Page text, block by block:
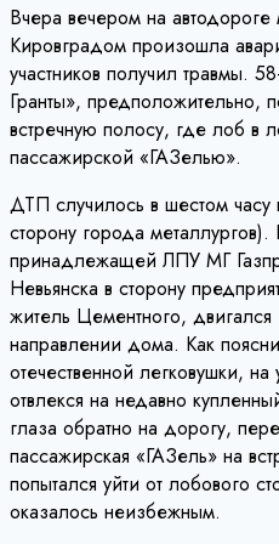
Вчера вечером на
Кировградом произошла
участников получил травмы.
Гранты», предположительно,
встречную полосу, где лоб в
пассажирской «ГАЗелью».
ДТП случилось в шестом
сторону города
принадлежащей ЛПУ МГ
Невьянска в сторону
житель Цементного,
направлении дома. Как
отечественной легковушки,
отвлекся на недавно
глаза обратно на дорогу,
пассажирская «ГАЗель» на
попытался уйти от лобового
оказалось неизбежным.